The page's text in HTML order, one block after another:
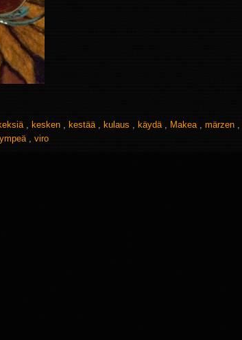
kesken kestää kulaus käydä Makea märzen
viro